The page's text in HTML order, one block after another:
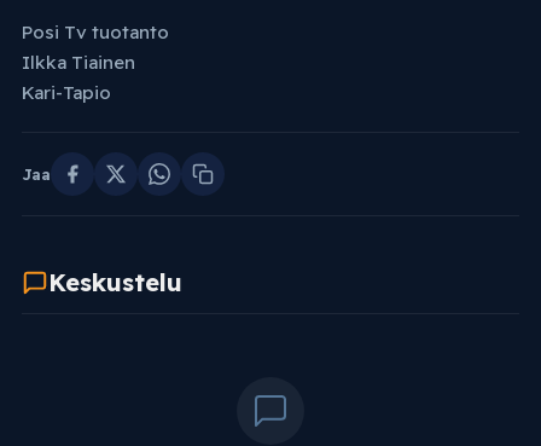
Posi Tv tuotanto
Ilkka Tiainen
Kari-Tapio
Jaa
Keskustelu